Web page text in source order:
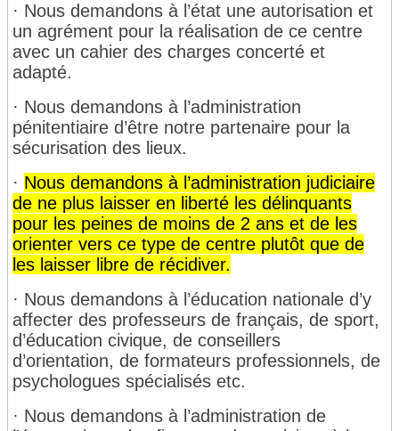
· Nous demandons à l’état une autorisation et
un agrément pour la réalisation de ce centre
avec un cahier des charges concerté et
adapté.
· Nous demandons à l’administration
pénitentiaire d’être notre partenaire pour la
sécurisation des lieux.
· Nous demandons à l’administration judiciaire
de ne plus laisser en liberté les délinquants
pour les peines de moins de 2 ans et de les
orienter vers ce type de centre plutôt que de
les laisser libre de récidiver.
· Nous demandons à l’éducation nationale d’y
affecter des professeurs de français, de sport,
d’éducation civique, de conseillers
d’orientation, de formateurs professionnels, de
psychologues spécialisés etc.
· Nous demandons à l’administration de